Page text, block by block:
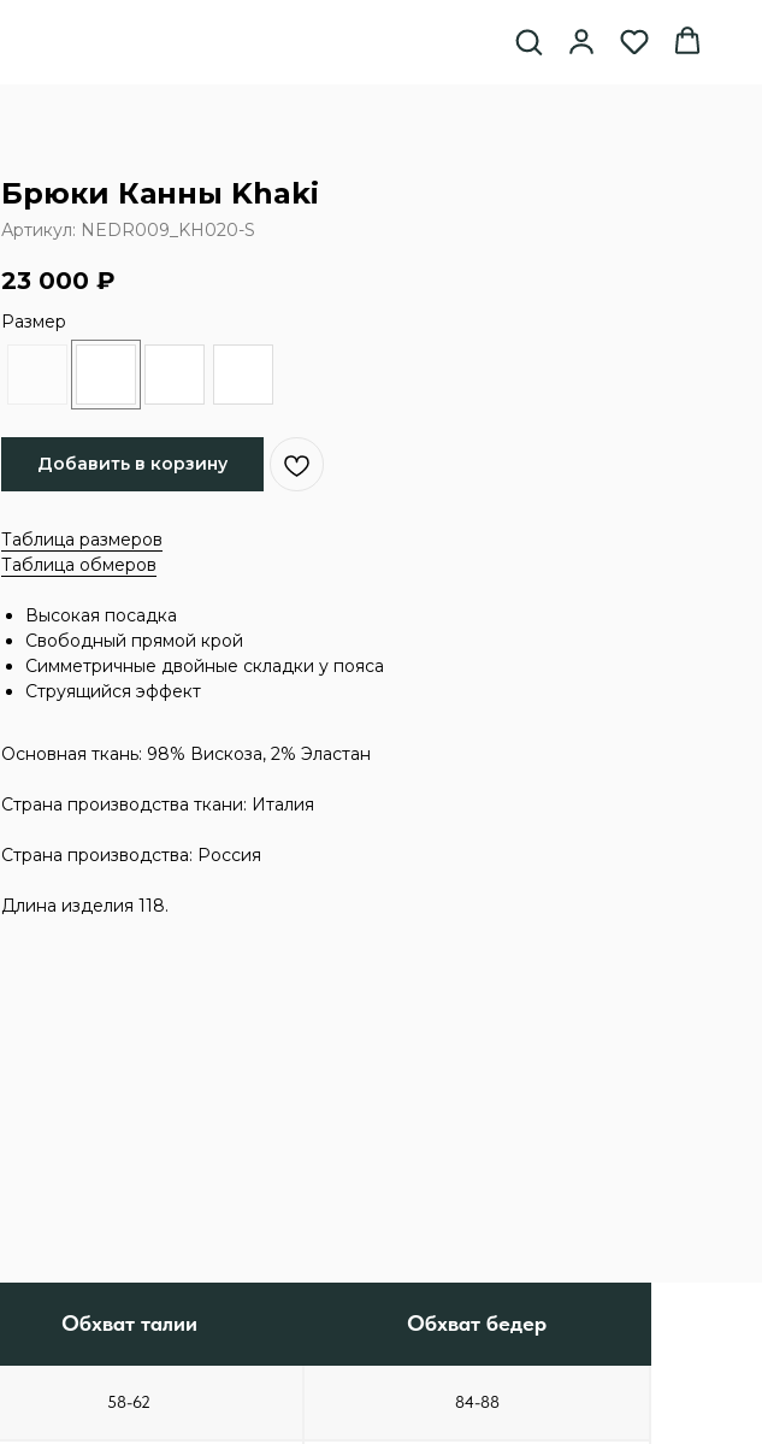
Брюки Канны Khaki
Артикул: NEDR009_KH020-S
23 000 ₽
Размер
Добавить в корзину
Таблица размеров
Таблица обмеров
Высокая посадка
Свободный прямой крой
Симметричные двойные складки у пояса
Струящийся эффект
Основная ткань: 98% Вискоза, 2% Эластан
Страна производства ткани: Италия
Страна производства: Россия
Длина изделия 118.
Обхват талии Обхват бедер
58-62 84-88